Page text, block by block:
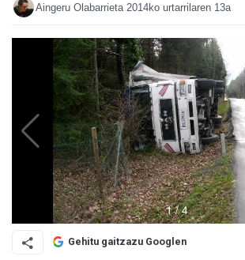
Aingeru Olabarrieta 2014ko urtarrilaren 13a
Gehitu gaitzazu Googlen